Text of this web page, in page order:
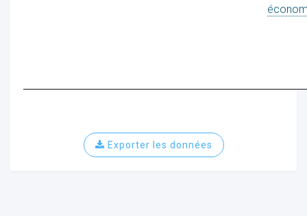
Exporter les données